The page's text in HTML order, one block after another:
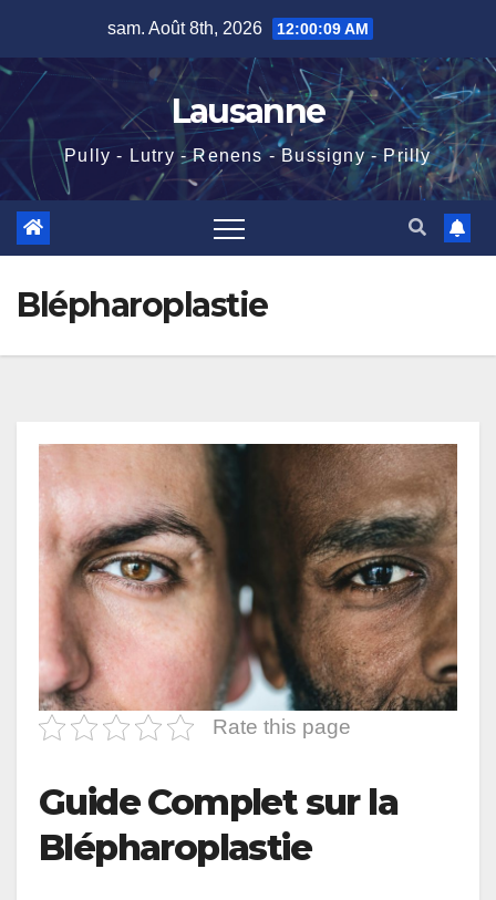
content
sam. Août 8th, 2026 12:00:10 AM
Lausanne
Pully - Lutry - Renens - Bussigny - Prilly
Blépharoplastie
Rate this page
Guide Complet sur la
Blépharoplastie